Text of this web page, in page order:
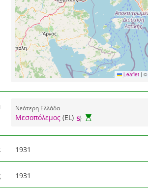
Leaflet | ©
Νεότερη Ελλάδα
Μεσοπόλεμος(EL)
1931
1931